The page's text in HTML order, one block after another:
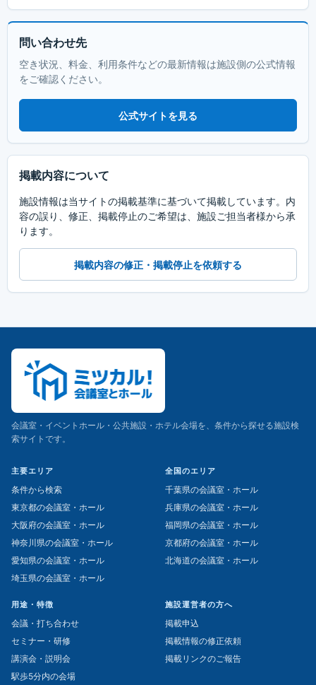
問い合わせ先
空き状況、料金、利用条件などの最新情報は施設側の公式情報
をご確認ください。
公式サイトを見る
掲載内容について
施設情報は当サイトの掲載基準に基づいて掲載しています。内
容の誤り、修正、掲載停止のご希望は、施設ご担当者様から承
ります。
掲載内容の修正・掲載停止を依頼する
会議室・イベントホール・公共施設・ホテル会場を、条件から探せる施設検
索サイトです。
主要エリア
条件から検索
東京都の会議室・ホール
大阪府の会議室・ホール
神奈川県の会議室・ホール
愛知県の会議室・ホール
埼玉県の会議室・ホール
全国のエリア
千葉県の会議室・ホール
兵庫県の会議室・ホール
福岡県の会議室・ホール
京都府の会議室・ホール
北海道の会議室・ホール
用途・特徴
会議・打ち合わせ
セミナー・研修
講演会・説明会
駅歩5分内の会場
施設運営者の方へ
掲載申込
掲載情報の修正依頼
掲載リンクのご報告